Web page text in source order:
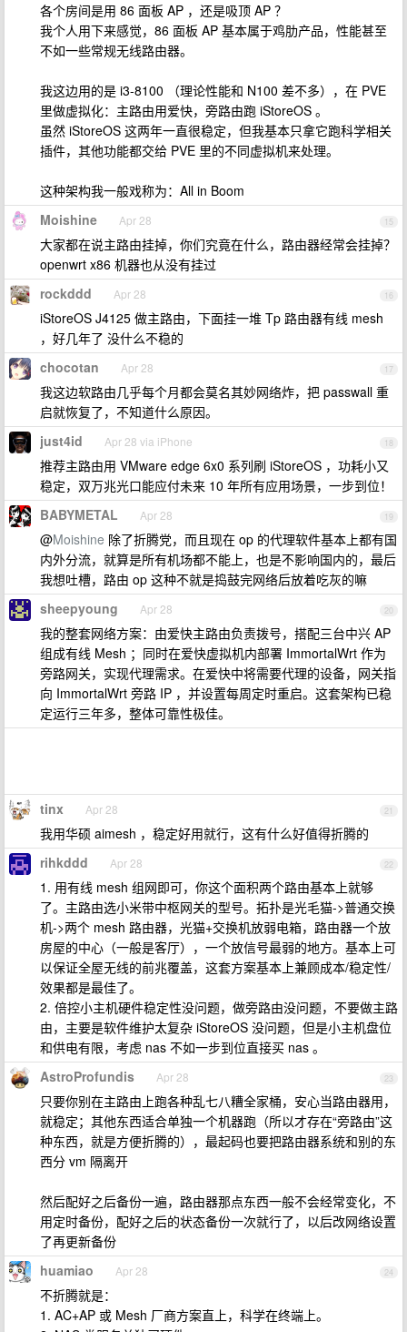
各个房间是用 86 面板 AP ，还是吸顶 AP ？
我个人用下来感觉，86 面板 AP 基本属于鸡肋产品，性能甚至
不如一些常规无线路由器。
我这边用的是 i3-8100 （理论性能和 N100 差不多），在 PVE
里做虚拟化：主路由用爱快，旁路由跑 iStoreOS 。
虽然 iStoreOS 这两年一直很稳定，但我基本只拿它跑科学相关
插件，其他功能都交给 PVE 里的不同虚拟机来处理。
这种架构我一般戏称为：All in Boom
15
Moishine Apr 28
大家都在说主路由挂掉，你们究竟在什么，路由器经常会挂掉？
openwrt x86 机器也从没有挂过
16
rockddd Apr 28
iStoreOS J4125 做主路由，下面挂一堆 Tp 路由器有线 mesh
，好几年了 没什么不稳的
17
chocotan Apr 28
我这边软路由几乎每个月都会莫名其妙网络炸，把 passwall 重
启就恢复了，不知道什么原因。
18
just4id Apr 28 via iPhone
推荐主路由用 VMware edge 6x0 系列刷 iStoreOS ，功耗小又
稳定，双万兆光口能应付未来 10 年所有应用场景，一步到位！
19
BABYMETAL Apr 28
@Moishine 除了折腾党，而且现在 op 的代理软件基本上都有国
内外分流，就算是所有机场都不能上，也是不影响国内的，最后
我想吐槽，路由 op 这种不就是捣鼓完网络后放着吃灰的嘛
20
sheepyoung Apr 28
我的整套网络方案：由爱快主路由负责拨号，搭配三台中兴 AP
组成有线 Mesh ；同时在爱快虚拟机内部署 ImmortalWrt 作为
旁路网关，实现代理需求。在爱快中将需要代理的设备，网关指
向 ImmortalWrt 旁路 IP ，并设置每周定时重启。这套架构已稳
定运行三年多，整体可靠性极佳。
21
tinx Apr 28
我用华硕 aimesh ，稳定好用就行，这有什么好值得折腾的
22
rihkddd Apr 28
1. 用有线 mesh 组网即可，你这个面积两个路由基本上就够
了。主路由选小米带中枢网关的型号。拓扑是光毛猫->普通交换
机->两个 mesh 路由器，光猫+交换机放弱电箱，路由器一个放
房屋的中心（一般是客厅），一个放信号最弱的地方。基本上可
以保证全屋无线的前兆覆盖，这套方案基本上兼顾成本/稳定性/
效果都是最佳了。
2. 倍控小主机硬件稳定性没问题，做旁路由没问题，不要做主路
由，主要是软件维护太复杂 iStoreOS 没问题，但是小主机盘位
和供电有限，考虑 nas 不如一步到位直接买 nas 。
23
AstroProfundis Apr 28
只要你别在主路由上跑各种乱七八糟全家桶，安心当路由器用，
就稳定；其他东西适合单独一个机器跑（所以才存在“旁路由”这
种东西，就是方便折腾的），最起码也要把路由器系统和别的东
西分 vm 隔离开
然后配好之后备份一遍，路由器那点东西一般不会经常变化，不
用定时备份，配好之后的状态备份一次就行了，以后改网络设置
了再更新备份
24
huamiao Apr 28
不折腾就是：
1. AC+AP 或 Mesh 厂商方案直上，科学在终端上。